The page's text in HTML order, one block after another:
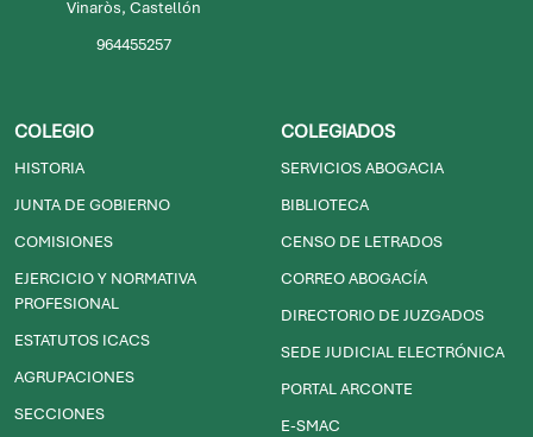
Vinaròs, Castellón
964455257
COLEGIO
HISTORIA
JUNTA DE GOBIERNO
COMISIONES
EJERCICIO Y NORMATIVA
PROFESIONAL
ESTATUTOS ICACS
AGRUPACIONES
SECCIONES
COLEGIADOS
SERVICIOS ABOGACIA
BIBLIOTECA
CENSO DE LETRADOS
CORREO ABOGACÍA
DIRECTORIO DE JUZGADOS
SEDE JUDICIAL ELECTRÓNICA
PORTAL ARCONTE
E-SMAC